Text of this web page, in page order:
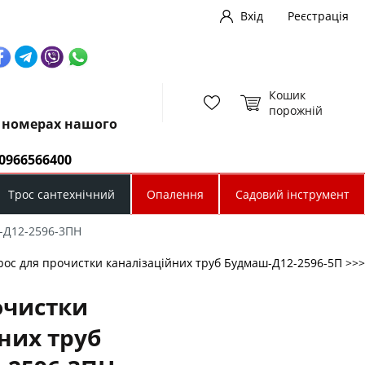
Вхід
Реєстрація
номерах нашого
Кошик
порожній
Трос сантехнічний Опалення Садовий інструмент
Д12-2596-3ПН
для прочистки каналізаційних труб Будмаш-Д12-2596-5П >>>
труб